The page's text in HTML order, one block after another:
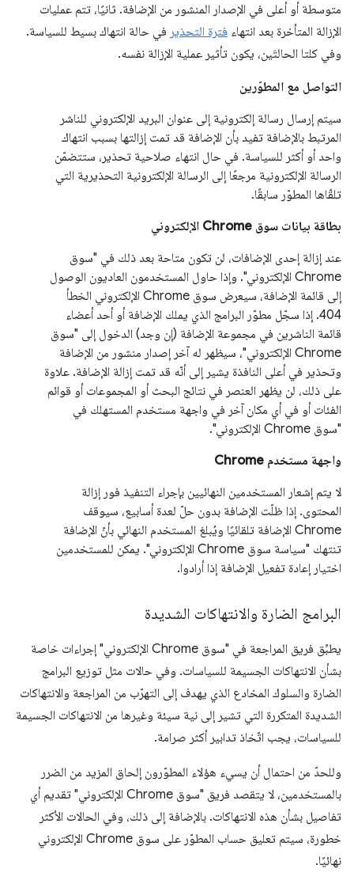
متوسطة أو أعلى في الإصدار المنشور من الإضافة. ثانيًا، تتم عمليات
الإزالة المتأخرة بعد انتهاء فترة التحذير في حالة انتهاك بسيط للسياسة.
وفي كلتا الحالتَين، يكون تأثير عملية الإزالة نفسه.
التواصل مع المطوّرين
سيتم إرسال رسالة إلكترونية إلى عنوان البريد الإلكتروني للناشر
المرتبط بالإضافة تفيد بأن الإضافة قد تمت إزالتها بسبب انتهاك
واحد أو أكثر للسياسة. في حال انتهاء صلاحية تحذير، ستتضمّن
الرسالة الإلكترونية مرجعًا إلى الرسالة الإلكترونية التحذيرية التي
تلقّاها المطوّر سابقًا.
بطاقة بيانات سوق Chrome الإلكتروني
عند إزالة إحدى الإضافات، لن تكون متاحة بعد ذلك في "سوق
Chrome الإلكتروني". وإذا حاول المستخدمون العاديون الوصول
إلى قائمة الإضافة، سيعرض سوق Chrome الإلكتروني الخطأ
404. إذا سجّل مطوّر البرامج الذي يملك الإضافة أو أحد أعضاء
قائمة الناشرين في مجموعة الإضافة (إن وجد) الدخول إلى "سوق
Chrome الإلكتروني"، سيظهر له آخر إصدار منشور من الإضافة
وتحذير في أعلى النافذة يشير إلى أنّه قد تمت إزالة الإضافة. علاوة
على ذلك، لن يظهر العنصر في نتائج البحث أو المجموعات أو قوائم
الفئات أو في أي مكان آخر في واجهة مستخدم المستهلك في
"سوق Chrome الإلكتروني".
واجهة مستخدم Chrome
لا يتم إشعار المستخدمين النهائيين بإجراء التنفيذ فور إزالة
المحتوى. إذا ظلّت الإضافة بدون حلّ لعدة أسابيع، سيوقف
Chrome الإضافة تلقائيًا ويُبلغ المستخدم النهائي بأنّ الإضافة
تنتهك "سياسة سوق Chrome الإلكتروني". يمكن للمستخدمين
اختيار إعادة تفعيل الإضافة إذا أرادوا.
البرامج الضارة والانتهاكات الشديدة
يطبِّق فريق المراجعة في "سوق Chrome الإلكتروني" إجراءات خاصة
بشأن الانتهاكات الجسيمة للسياسات. وفي حالات مثل توزيع البرامج
الضارة والسلوك المخادع الذي يهدف إلى التهرّب من المراجعة والانتهاكات
الشديدة المتكررة التي تشير إلى نية سيئة وغيرها من الانتهاكات الجسيمة
للسياسات، يجب اتّخاذ تدابير أكثر صرامة.
وللحدّ من احتمال أن يسيء هؤلاء المطوّرون إلحاق المزيد من الضرر
بالمستخدمين، لا يتقصد فريق "سوق Chrome الإلكتروني" تقديم أي
تفاصيل بشأن هذه الانتهاكات. بالإضافة إلى ذلك، وفي الحالات الأكثر
خطورة، سيتم تعليق حساب المطوّر على سوق Chrome الإلكتروني
نهائيًا.